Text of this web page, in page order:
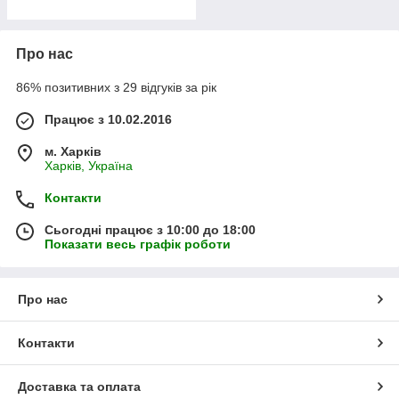
Про нас
86% позитивних з 29 відгуків за рік
Працює з 10.02.2016
м. Харків
Харків, Україна
Контакти
Сьогодні працює з 10:00 до 18:00
Показати весь графік роботи
Про нас
Контакти
Доставка та оплата